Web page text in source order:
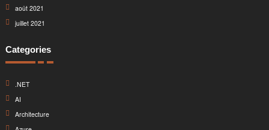
août 2021
juillet 2021
Categories
.NET
AI
Architecture